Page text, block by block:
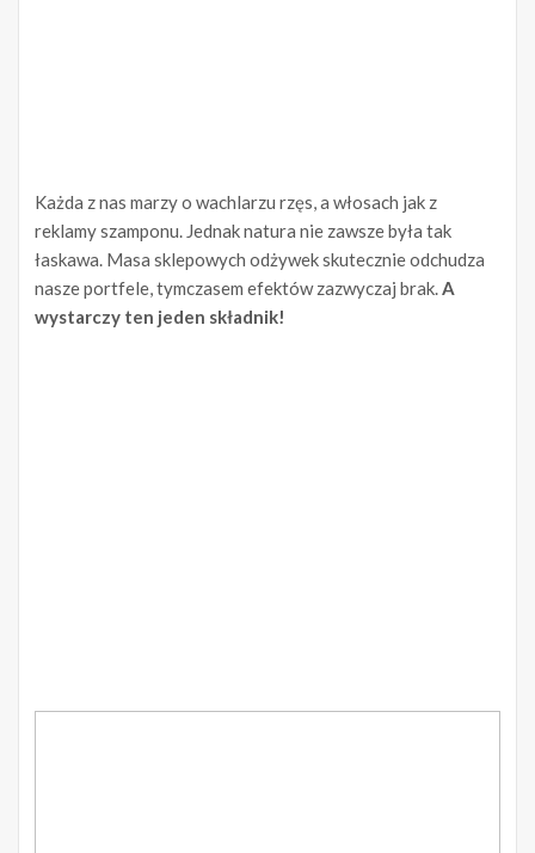
Każda z nas marzy o wachlarzu rzęs, a włosach jak z
reklamy szamponu. Jednak natura nie zawsze była tak
łaskawa. Masa sklepowych odżywek skutecznie odchudza
nasze portfele, tymczasem efektów zazwyczaj brak.A
wystarczy ten jeden składnik!